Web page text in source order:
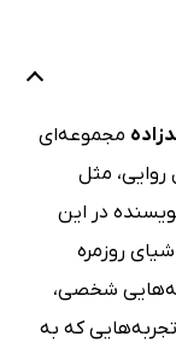
مجموعه‌ای
روایی، مثل
در این
روزمره
شخصی،
که به